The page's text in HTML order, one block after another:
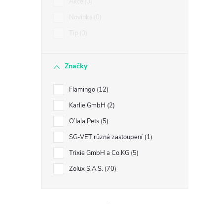
Značky
Flamingo 12
Karlie GmbH 2
O’lala Pets 5
SG-VET různá zastoupení 1
Trixie GmbH a Co.KG 5
Zolux S.A.S. 70